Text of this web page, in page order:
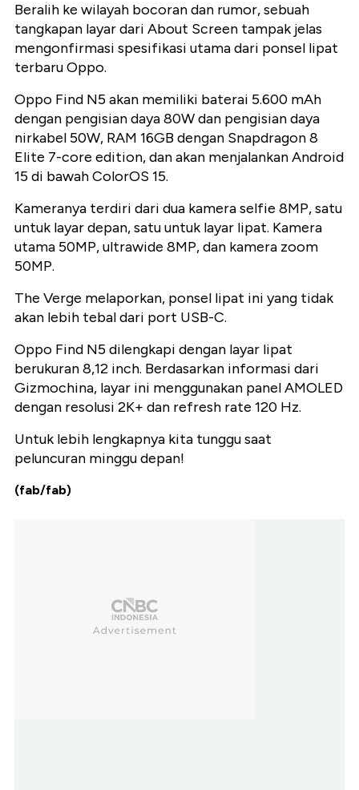
Beralih ke wilayah bocoran dan rumor, sebuah
tangkapan layar dari About Screen tampak jelas
mengonfirmasi spesifikasi utama dari ponsel lipat
terbaru Oppo.
Oppo Find N5 akan memiliki baterai 5.600 mAh
dengan pengisian daya 80W dan pengisian daya
nirkabel 50W, RAM 16GB dengan Snapdragon 8
Elite 7-core edition, dan akan menjalankan Android
15 di bawah ColorOS 15.
Kameranya terdiri dari dua kamera selfie 8MP, satu
untuk layar depan, satu untuk layar lipat. Kamera
utama 50MP, ultrawide 8MP, dan kamera zoom
50MP.
The Verge melaporkan, ponsel lipat ini yang tidak
akan lebih tebal dari port USB-C.
Oppo Find N5 dilengkapi dengan layar lipat
berukuran 8,12 inch. Berdasarkan informasi dari
Gizmochina, layar ini menggunakan panel AMOLED
dengan resolusi 2K+ dan refresh rate 120 Hz.
Untuk lebih lengkapnya kita tunggu saat
peluncuran minggu depan!
(fab/fab)